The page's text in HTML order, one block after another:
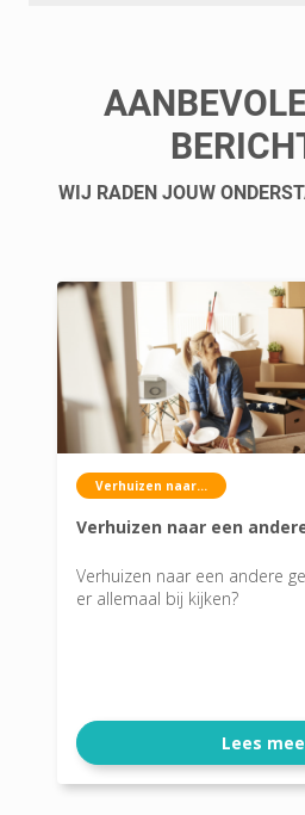
WIJ RADEN JOUW
Verhuizen naar...
Verhuizen naar een
Verhuizen naar een andere
er allemaal bij kijken?
Lees